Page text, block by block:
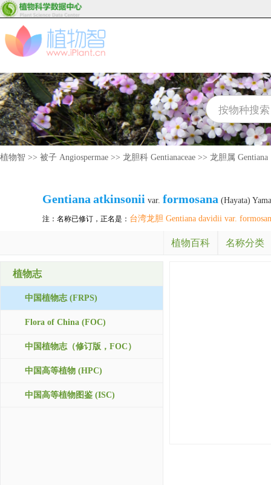
植物智 >> 被子 Angiospermae >> 龙胆科 Gentianaceae >> 龙胆属 Gentiana
Gentiana atkinsonii var. formosana (Hayata)
注：名称已修订，正名是： 台湾龙胆 Gentiana davidii var.
植物百科 名称分类
植物志
中国植物志 (FRPS)
Flora of China (FOC)
中国植物志（修订版，FOC）
中国高等植物 (HPC)
中国高等植物图鉴 (ISC)